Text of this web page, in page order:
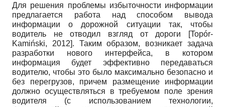
Для решения проблемы избыточности информации
предлагается работа над способом вывода
информации о дорожной ситуации так, чтобы
водитель не отводил взгляд от дороги
[Topór-
Kamiński, 2012]. Таким образом, возникает задача
разработки нового интерфейса, в котором
информация будет эффективно передаваться
водителю, чтобы это было максимально безопасно и
без перегрузов, причем размещение информации
должно осуществляться в требуемом поле зрения
водителя (с использованием технологии,